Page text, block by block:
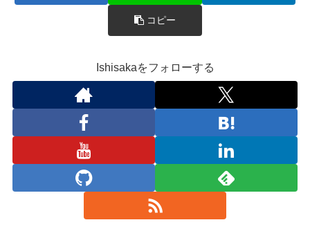
コピー
Ishisakaをフォローする